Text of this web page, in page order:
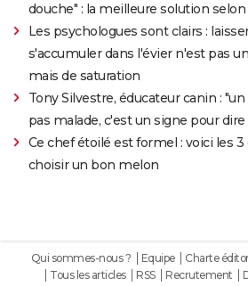
douche" : la meilleure solution
Les psychologues sont clairs :
s'accumuler dans l'évier n'est pas
mais de saturation
Tony Silvestre, éducateur canin :
pas malade, c'est un signe pour
Ce chef étoilé est formel : voici les
choisir un bon melon
Qui sommes-nous ? Equipe Charte
Tous les articles
RSS Recrutement